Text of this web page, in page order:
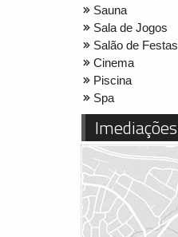
Sauna
Sala de Jogos
Salão de Festas
Cinema
Piscina
Spa
Imediações